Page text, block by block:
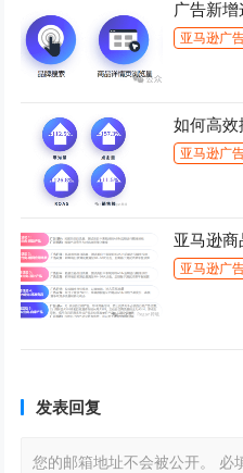
广告新
亚马逊广
如何高效
亚马逊广
亚马逊
亚马逊广
发表回复
您的邮箱地址不会被公开。 必